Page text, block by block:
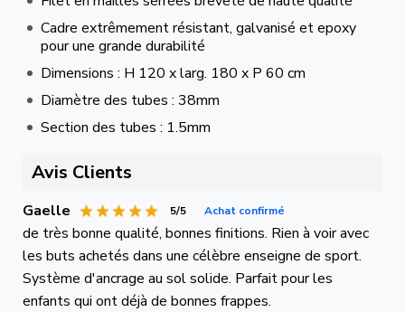
Cadre extrêmement résistant, galvanisé et epoxy
pour une grande durabilité
Dimensions : H 120 x larg. 180 x P 60 cm
Diamètre des tubes : 38mm
Section des tubes : 1.5mm
Avis Clients
Gaelle 5/5 Achat confirmé
de très bonne qualité, bonnes finitions. Rien à voir avec
les buts achetés dans une célèbre enseigne de sport.
Système d'ancrage au sol solide. Parfait pour les
enfants qui ont déjà de bonnes frappes.